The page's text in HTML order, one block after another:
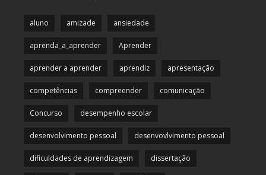
aluno amizade ansiedade
aprenda_a_aprender Aprender
aprender a aprender aprendiz apresentação
competências compreender comunicação
Concurso desempenho escolar
desenvolvimento pessoal desenvovlvimento pessoal
dificuldades de aprendizagem dissertação